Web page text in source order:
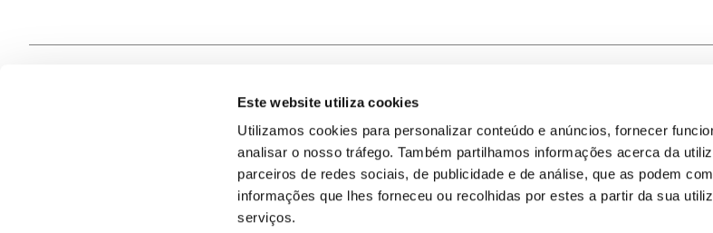
Este website utiliza cookies
Utilizamos cookies para personalizar conteúdo e anúncios, fornecer
analisar o nosso tráfego. Também partilhamos informações acerca da
parceiros de redes sociais, de publicidade e de análise, que as podem
informações que lhes forneceu ou recolhidas por estes a partir da sua
serviços.
Contacte-nos
Quem Somos
Política de
Política de